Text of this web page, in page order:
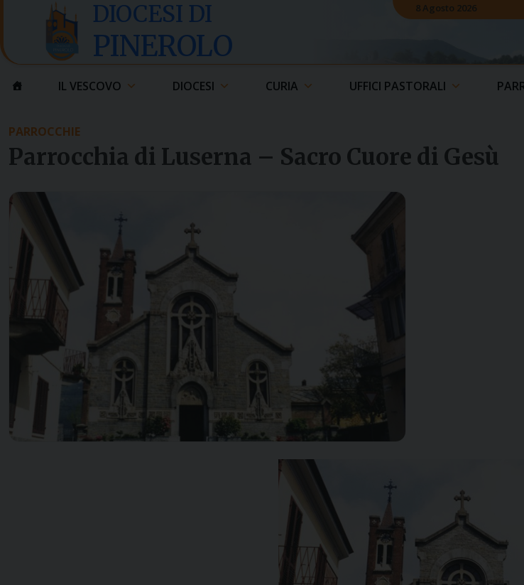
content
DIOCESI DI
PINEROLO
8 Agosto 2026
IL VESCOVO DIOCESI CURIA UFFICI PASTORALI
PARROCCHIE
Parrocchia di Luserna – Sacro Cuore di Gesù